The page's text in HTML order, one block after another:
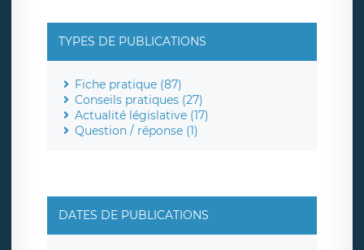
TYPES DE PUBLICATIONS
Fiche pratique (87)
Conseils pratiques (27)
Actualité législative (17)
Question / réponse (1)
DATES DE PUBLICATIONS